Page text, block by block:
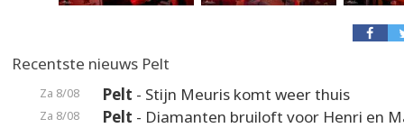
Recentste nieuws Pelt
Za 8/08 Pelt - Stijn Meuris komt weer thuis
Za 8/08 Pelt - Diamanten bruiloft voor Henri en